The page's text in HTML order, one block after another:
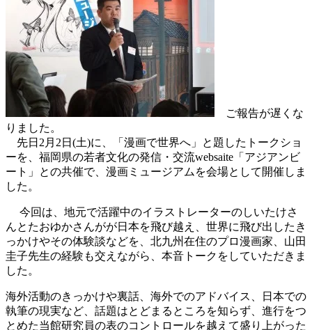
ご報告が遅くな
りました。
先日2月2日(土)に、「漫画で世界へ」と題したトークショ
ーを、福岡県の若者文化の発信・交流websaite「アジアンビ
ート」との共催で、漫画ミュージアムを会場として開催しま
した。
今回は、地元で活躍中のイラストレーターのしいたけさ
んとたおゆかさんがが日本を飛び越え、世界に飛び出したき
っかけやその体験談などを、北九州在住のプロ漫画家、山田
圭子先生の経験も交えながら、本音トークをしていただきま
した。
海外活動のきっかけや裏話、海外でのアドバイス、日本での
執筆の現実など、話題はとどまるところを知らず、進行をつ
とめた当館研究員の表のコントロールを越えて盛り上がった